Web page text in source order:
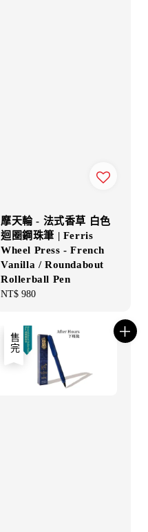
摩天輪 - 法式香草 白色
迴圈鋼珠筆 | Ferris
Wheel Press - French
Vanilla / Roundabout
Rollerball Pen
Regular
NT$ 980
售完